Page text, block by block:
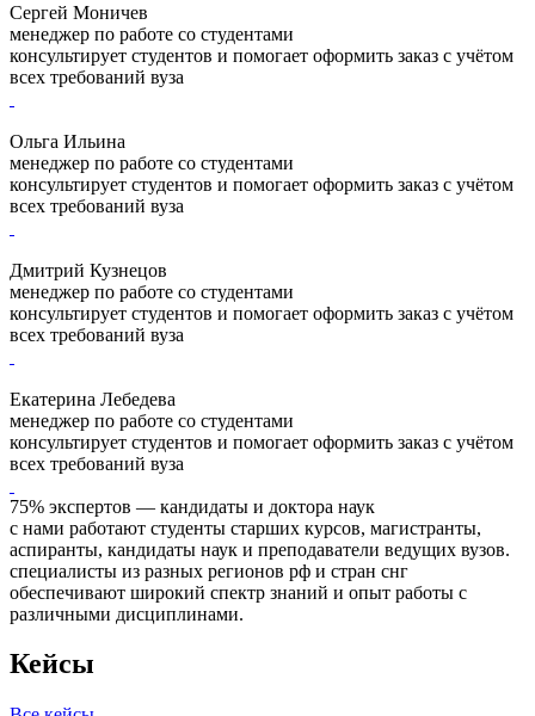
Сергей Моничев
менеджер по работе со студентами
консультирует студентов и помогает оформить заказ с учётом
всех требований вуза
Ольга Ильина
менеджер по работе со студентами
консультирует студентов и помогает оформить заказ с учётом
всех требований вуза
Дмитрий Кузнецов
менеджер по работе со студентами
консультирует студентов и помогает оформить заказ с учётом
всех требований вуза
Екатерина Лебедева
менеджер по работе со студентами
консультирует студентов и помогает оформить заказ с учётом
всех требований вуза
75% экспертов — кандидаты и доктора наук
с нами работают студенты старших курсов, магистранты,
аспиранты, кандидаты наук и преподаватели ведущих вузов.
специалисты из разных регионов рф и стран снг
обеспечивают широкий спектр знаний и опыт работы с
различными дисциплинами.
Кейсы